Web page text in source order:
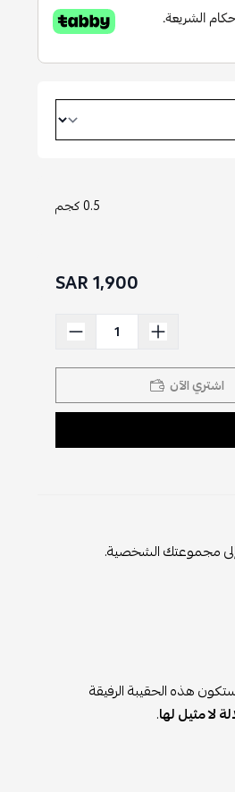
0.5 كجم
1,900 SAR
اشتري الآن
إلى مجموعتك الشخصية.
هذه الحقيبة الرفيقة
لا مثيل لها.